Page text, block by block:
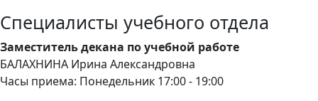
Специалисты учебного отдела
Заместитель декана по учебной работе
БАЛАХНИНА Ирина Александровна
Часы приема: Понедельник 17:00 - 19:00